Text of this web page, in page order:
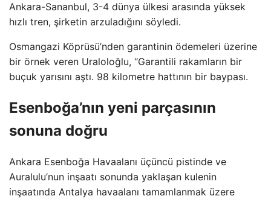
Ankara-Sananbul, 3-4 dünya ülkesi arasında yüksek
hızlı tren, şirketin arzuladığını söyledi.
Osmangazi Köprüsü’nden garantinin ödemeleri üzerine
bir örnek veren Uraloloğlu, “Garantili rakamların bir
buçuk yarısını aştı. 98 kilometre hattının bir baypası.
Esenboğa’nın yeni parçasının
sonuna doğru
Ankara Esenboğa Havaalanı üçüncü pistinde ve
Auralulu’nun inşaatı sonunda yaklaşan kulenin
inşaatında Antalya havaalanı tamamlanmak üzere